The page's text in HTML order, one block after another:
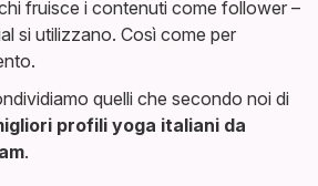
fruisce i contenuti come follower –
si utilizzano. Così come per
quelli che secondo noi di
profili yoga italiani da
.